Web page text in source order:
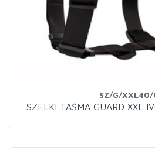
SZ/G/XXL40/
SZELKI TAŚMA GUARD XXL